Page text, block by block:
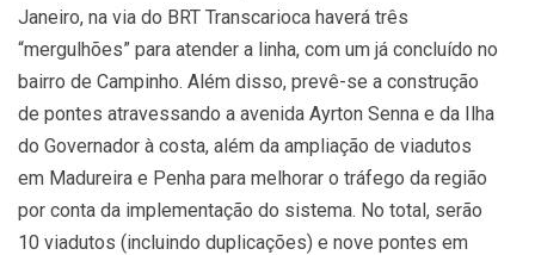
Janeiro, na via do BRT Transcarioca haverá três
“mergulhões” para atender a linha, com um já concluído no
bairro de Campinho. Além disso, prevê-se a construção
de pontes atravessando a avenida Ayrton Senna e da Ilha
do Governador à costa, além da ampliação de viadutos
em Madureira e Penha para melhorar o tráfego da região
por conta da implementação do sistema. No total, serão
10 viadutos (incluindo duplicações) e nove pontes em